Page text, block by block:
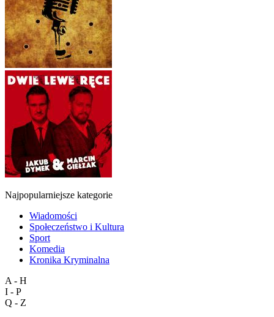
Najpopularniejsze kategorie
Wiadomości
Społeczeństwo i Kultura
Sport
Komedia
Kronika Kryminalna
A - H
I - P
Q - Z